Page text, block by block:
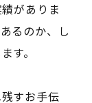
がありま
るのか、し
す。
すお手伝